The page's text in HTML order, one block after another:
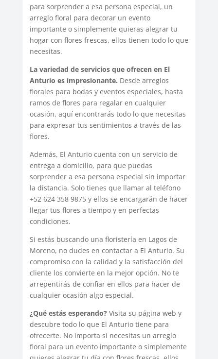
para sorprender a esa persona especial, un
arreglo floral para decorar un evento
importante o simplemente quieras alegrar tu
hogar con flores frescas, ellos tienen todo lo que
necesitas.
La variedad de servicios que ofrecen en El
Anturio es impresionante. Desde arreglos
florales para bodas y eventos especiales, hasta
ramos de flores para regalar en cualquier
ocasión, aquí encontrarás todo lo que necesitas
para expresar tus sentimientos a través de las
flores.
Además, El Anturio cuenta con un servicio de
entrega a domicilio, para que puedas
sorprender a esa persona especial sin importar
la distancia. Solo tienes que llamar al teléfono
+52 624 358 9875 y ellos se encargarán de hacer
llegar tus flores a tiempo y en perfectas
condiciones.
Si estás buscando una floristería en Lagos de
Moreno, no dudes en contactar a El Anturio. Su
compromiso con la calidad y la satisfacción del
cliente los convierte en la mejor opción. No te
arrepentirás de confiar en ellos para hacer de
cualquier ocasión algo especial.
¿Qué estás esperando?Visita su página web y
descubre todo lo que El Anturio tiene para
ofrecerte. No importa si necesitas un arreglo
floral para un evento importante o simplemente